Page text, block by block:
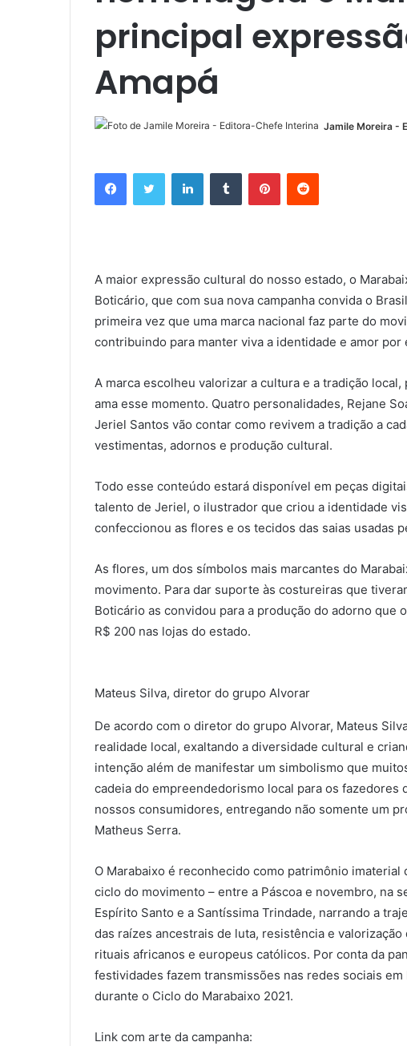
principal
Amapá
Jamile Moreira -
FacebookTwitter LinkedinTumblr PinterestReddit
A maior expressão cultural do nosso estado, o
Boticário, que com sua nova campanha convida o
primeira vez que uma marca nacional faz parte do
contribuindo para manter viva a identidade e amor por
A marca escolheu valorizar a cultura e a tradição
ama esse momento. Quatro personalidades, Rejane
Jeriel Santos vão contar como revivem a tradição a
vestimentas, adornos e produção cultural.
Todo esse conteúdo estará disponível em peças
talento de Jeriel, o ilustrador que criou a identidade
confeccionou as flores e os tecidos das saias usadas
As flores, um dos símbolos mais marcantes do
movimento. Para dar suporte às costureiras que
Boticário as convidou para a produção do adorno que
R$ 200 nas lojas do estado.
Mateus Silva, diretor do grupo Alvorar
De acordo com o diretor do grupo Alvorar, Mateus
realidade local, exaltando a diversidade cultural e
intenção além de manifestar um simbolismo que
cadeia do empreendedorismo local para os fazedores
nossos consumidores, entregando não somente um
Matheus Serra.
O Marabaixo é reconhecido como patrimônio
ciclo do movimento – entre a Páscoa e novembro, na
Espírito Santo e a Santíssima Trindade, narrando a
das raízes ancestrais de luta, resistência e
rituais africanos e europeus católicos. Por conta da
festividades fazem transmissões nas redes sociais
durante o Ciclo do Marabaixo 2021.
Link com arte da campanha: